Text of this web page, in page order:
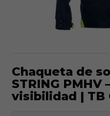
Chaqueta de
STRING PMHV
visibilidad | TB